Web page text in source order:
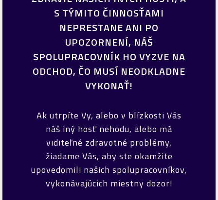
S TÝMITO ČINNOSŤAMI
NEPRESTANE ANI PO
UPOZORNENÍ, NÁŠ
SPOLUPRACOVNÍK HO VYZVE NA
ODCHOD, ČO MUSÍ NEODKLADNE
VYKONAŤ!
Ak utrpíte Vy, alebo v blízkosti Vás
náš iný hosť nehodu, alebo má
viditeľné zdravotné problémy,
žiadame Vás, aby ste okamžite
upovedomili našich spolupracovníkov,
vykonávajúcich miestny dozor!